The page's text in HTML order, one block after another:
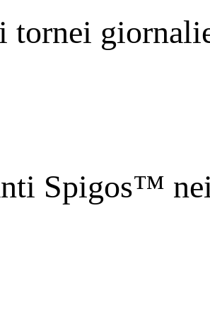
tornei
Spigos™